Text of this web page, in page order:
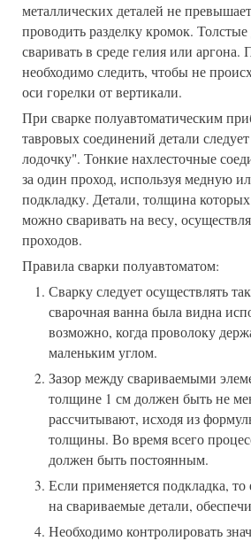
металлических деталей не
проводить разделку кромок.
сваривать в среде гелия или аргона.
необходимо следить, чтобы не
оси горелки от вертикали.
При сварке полуавтоматическим
тавровых соединений детали
лодочку". Тонкие нахлесточные
за один проход, используя медную
подкладку. Детали, толщина
можно сваривать на весу,
проходов.
Правила сварки полуавтоматом:
Сварку следует осуществлять
сварочная ванна была видна
возможно, когда проволоку
маленьким углом.
Зазор между свариваемыми
толщине 1 см должен быть не
рассчитывают, исходя из
толщины. Во время всего
должен быть постоянным.
Если применяется подкладка,
на свариваемые детали,
Необходимо контролировать